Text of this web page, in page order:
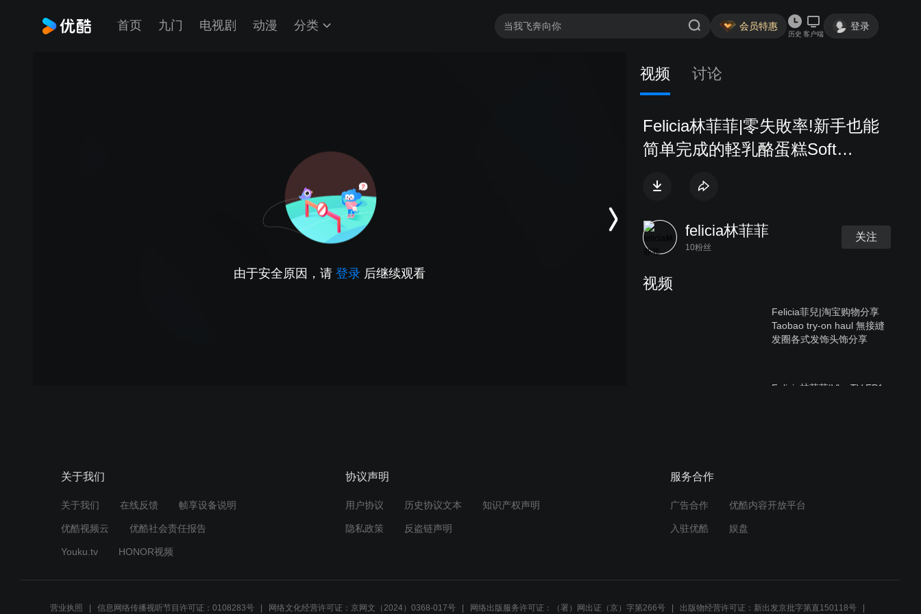
首页 九门 电视剧 动漫 分类 会员特惠
历史 客户端
登录
由于安全原因，请 登录 后继续观看
视频 讨论
Felicia林菲菲|零失敗率!新手也能
简单完成的軽乳酪蛋糕Soft
felicia林菲菲
10粉丝
关注
视频
Felicia菲兒|淘宝购物分享
Taobao try-on haul 無接縫
发圈各式发饰头饰分享
Felicia林菲菲|VlogTV EP1:
关于我们
关于我们 在线反馈 帧享设备说明
优酷视频云 优酷社会责任报告
Youku.tv HONOR视频
协议声明
用户协议 历史协议文本 知识产权声明
隐私政策 反盗链声明
服务合作
广告合作 优酷内容开放平台
入驻优酷 娱盘
营业执照 信息网络传播视听节目许可证：0108283号 网络文化经营许可证：京网文（2024）0368-017号 网络出版服务许可证：（署）网出证（京）字第266号 出版物经营许可证：新出发京批字第直150118号